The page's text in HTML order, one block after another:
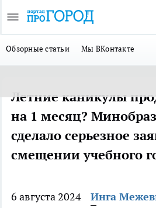
Обзорные статьи Мы ВКонтакте
Летние каникулы
на 1 месяц?
сделало серьезное
смещении учебного
6 августа 2024 Инга